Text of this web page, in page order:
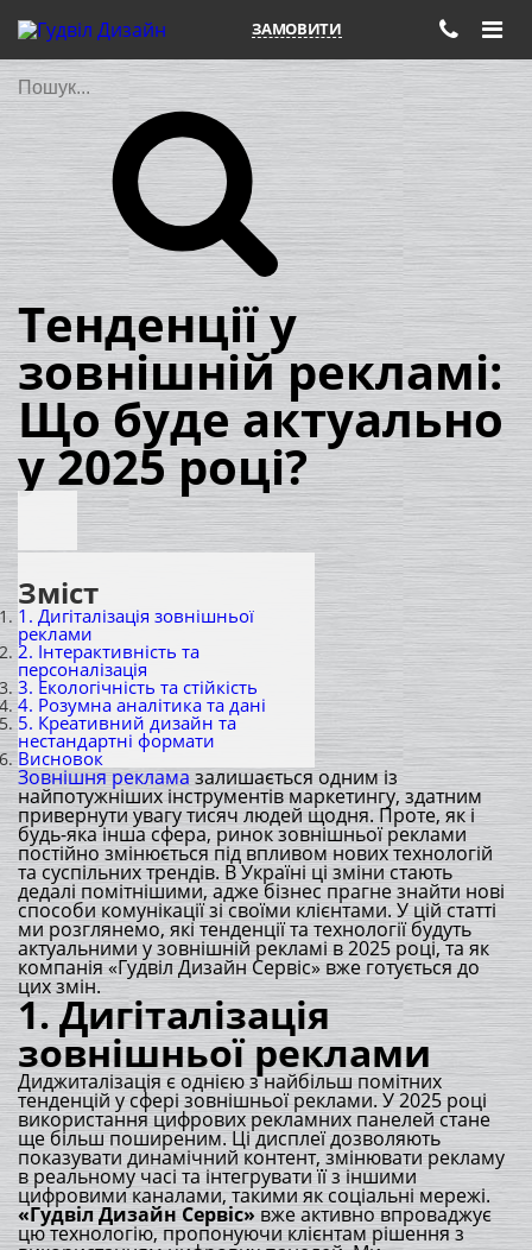
ЗАМОВИТИ
Пошук
Тенденції у
зовнішній рекламі:
Що буде актуально
у 2025 році?
Зміст
1. Дигіталізація зовнішньої
реклами
2. Інтерактивність та
персоналізація
3. Екологічність та стійкість
4. Розумна аналітика та дані
5. Креативний дизайн та
нестандартні формати
Висновок
Зовнішня реклама залишається одним із
найпотужніших інструментів маркетингу, здатним
привернути увагу тисяч людей щодня. Проте, як і
будь-яка інша сфера, ринок зовнішньої реклами
постійно змінюється під впливом нових технологій
та суспільних трендів. В Україні ці зміни стають
дедалі помітнішими, адже бізнес прагне знайти нові
способи комунікації зі своїми клієнтами. У цій статті
ми розглянемо, які тенденції та технології будуть
актуальними у зовнішній рекламі в 2025 році, та як
компанія «Гудвіл Дизайн Сервіс» вже готується до
цих змін.
1.Дигіталізація
зовнішньої реклами
Диджиталізація є однією з найбільш помітних
тенденцій у сфері зовнішньої реклами. У 2025 році
використання цифрових рекламних панелей стане
ще більш поширеним. Ці дисплеї дозволяють
показувати динамічний контент, змінювати рекламу
в реальному часі та інтегрувати її з іншими
цифровими каналами, такими як соціальні мережі.
«Гудвіл Дизайн Сервіс» вже активно впроваджує
цю технологію, пропонуючи клієнтам рішення з